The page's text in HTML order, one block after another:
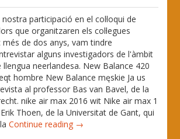
participació en el col·loqui de
que organitzaren els col·legues
de dos anys, vam tindre
alguns investigadors de l'àmbit
neerlandesa. New Balance 420
hombre New Balance męskie Ja us
al professor Bas van Bavel, de la
nike air max 2016 wit Nike air max 1
Thoen, de la Universitat de Gant, qui
laContinue reading →